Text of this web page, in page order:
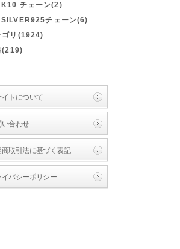
K10 チェーン(2)
SILVER925チェーン(6)
ゴリ(1924)
(219)
イトについて
い合わせ
商取引法に基づく表記
イバシーポリシー